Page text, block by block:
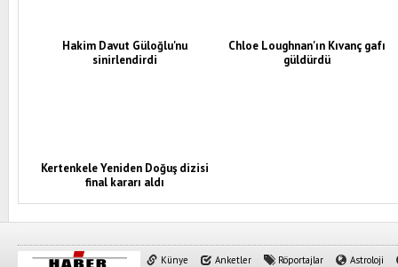
Hakim Davut Güloğlu'nu
sinirlendirdi
Chloe Loughnan'ın Kıvanç gafı
güldürdü
Kertenkele Yeniden Doğuş dizisi
final kararı aldı
Künye Anketler Röportajlar
Astroloji